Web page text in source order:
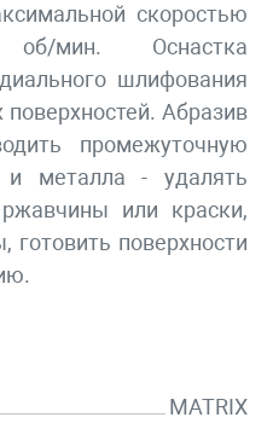
скоростью
мин. Оснастка
шлифования
Абразив
промежуточную
и металла - удалять
или краски,
поверхности
MATRIX